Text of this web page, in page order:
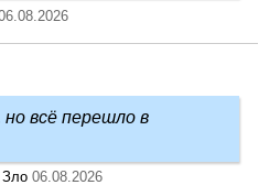
всё перешло в
Зло 06.08.2026